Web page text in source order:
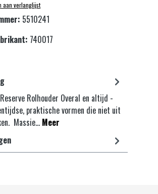
aan verlanglijst
5510241
740017
Rolhouder Overal en altijd -
praktische vormen die niet uit
Massie… Meer